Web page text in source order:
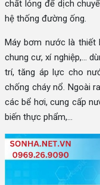
chất lỏng để dịch
hệ thống đường ống.
Máy bơm nước là thiết
chung cư, xí nghiệp,...
trí, tăng áp lực cho
chống cháy nổ. Ngoài
các bể hơi, cung cấp
biến thực phẩm,...